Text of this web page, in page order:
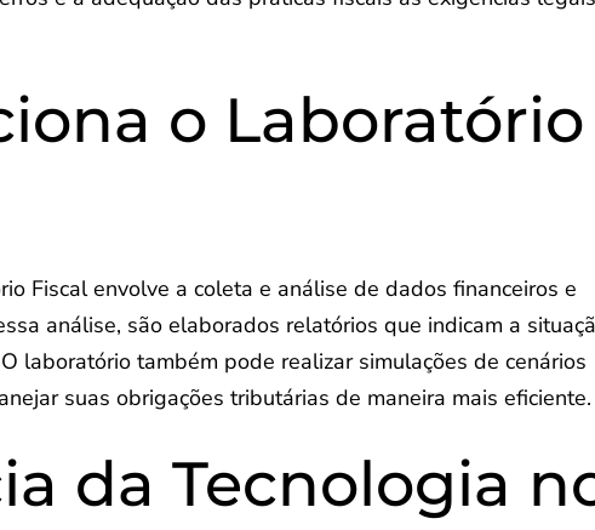
o Laboratório
Fiscal envolve a coleta e análise de dados financeiros e
análise, são elaborados relatórios que indicam a
laboratório também pode realizar simulações de cenários
suas obrigações tributárias de maneira mais eficiente.
da Tecnologia